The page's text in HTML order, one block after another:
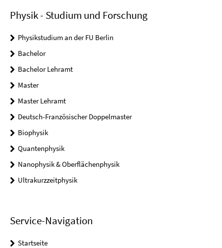
Physik - Studium und Forschung
Physikstudium an der FU Berlin
Bachelor
Bachelor Lehramt
Master
Master Lehramt
Deutsch-Französischer Doppelmaster
Biophysik
Quantenphysik
Nanophysik & Oberflächenphysik
Ultrakurzzeitphysik
Service-Navigation
Startseite